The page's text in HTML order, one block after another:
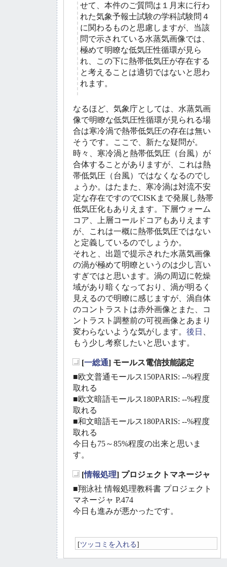
せて、本件のご質問は１月末に行わ
れた気象予報士試験の学科試験問４
に関わるものと思慮しますが、当該
問で示されている水蒸気画像では、
極めて明瞭な低気圧性循環が見ら
れ、この下に熱帯低気圧が存在する
と考えることは適切ではないと思わ
れます。
なるほど、気象庁としては、水蒸気画
像で明瞭な低気圧性循環が見られる場
合は寒冷渦で熱帯低気圧の存在は無い
そうです。ここで、新たな疑問が。
時々、寒冷渦と熱帯低気圧（台風）が
合体することがありますが、これは熱
帯低気圧（台風）ではなくなるのでし
ょうか。はたまた、寒冷渦は対流不安
定な存在ですのでCISKまで発展し熱帯
低気圧化もありえます。下層ウォーム
コア、上層コールドコアもありえます
が、これは一概に熱帯低気圧ではない
と定義しているのでしょうか。
それと、出題で提示された水蒸気画像
の渦が極めて明瞭というのは少し言い
すぎではと思います。渦の周辺に乾燥
域があり暗くなっており、渦が明るく
見えるので明瞭に感じますが、渦自体
のコントラストは赤外画像とまた、コ
ントラスト調整前の可視画像とあまり
変わらないような気がします。 後日
もう少し考察したいと思います。
[一総通] モールス電信技能認定
■欧文普通モールス150PARIS: --%程度
取れる
■欧文暗語モールス180PARIS: --%程度
取れる
■和文暗語モールス180PARIS: --%程度
取れる
今日も75～85%程度の出来と思いま
す。
[情報処理] プロジェクトマネージャ
■翔泳社 情報処理教科書 プロジェクト
マネージャ P.474
今日も進みが悪かったです。
[ツッコミを入れる]